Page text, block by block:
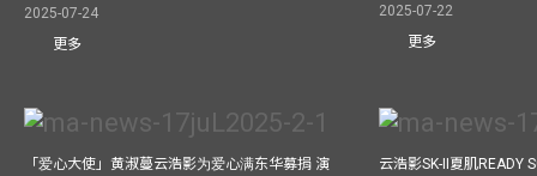
2025-07-24
更多
2025-07-22
更多
「爱心大使」黄淑蔓云浩影为爱心满东华募捐 演
云浩影SK-II夏肌READY